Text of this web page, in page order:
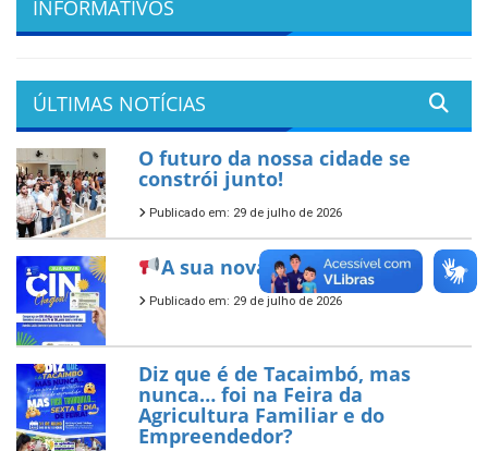
INFORMATIVOS
ÚLTIMAS NOTÍCIAS
O futuro da nossa cidade se
constrói junto!
Publicado em: 29 de julho de 2026
A sua nova CIN já chegou!
Publicado em: 29 de julho de 2026
Diz que é de Tacaimbó, mas
nunca… foi na Feira da
Agricultura Familiar e do
Empreendedor?